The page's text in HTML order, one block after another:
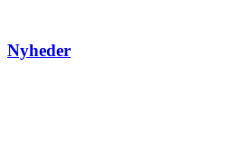
Nyheder